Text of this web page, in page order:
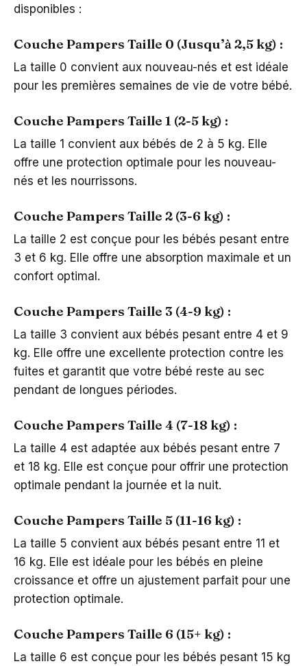
disponibles :
Couche Pampers Taille 0 (Jusqu’à 2,5 kg) :
La taille 0 convient aux nouveau-nés et est idéale
pour les premières semaines de vie de votre bébé.
Couche Pampers Taille 1 (2-5 kg) :
La taille 1 convient aux bébés de 2 à 5 kg. Elle
offre une protection optimale pour les nouveau-
nés et les nourrissons.
Couche Pampers Taille 2 (3-6 kg) :
La taille 2 est conçue pour les bébés pesant entre
3 et 6 kg. Elle offre une absorption maximale et un
confort optimal.
Couche Pampers Taille 3 (4-9 kg) :
La taille 3 convient aux bébés pesant entre 4 et 9
kg. Elle offre une excellente protection contre les
fuites et garantit que votre bébé reste au sec
pendant de longues périodes.
Couche Pampers Taille 4 (7-18 kg) :
La taille 4 est adaptée aux bébés pesant entre 7
et 18 kg. Elle est conçue pour offrir une protection
optimale pendant la journée et la nuit.
Couche Pampers Taille 5 (11-16 kg) :
La taille 5 convient aux bébés pesant entre 11 et
16 kg. Elle est idéale pour les bébés en pleine
croissance et offre un ajustement parfait pour une
protection optimale.
Couche Pampers Taille 6 (15+ kg) :
La taille 6 est conçue pour les bébés pesant 15 kg